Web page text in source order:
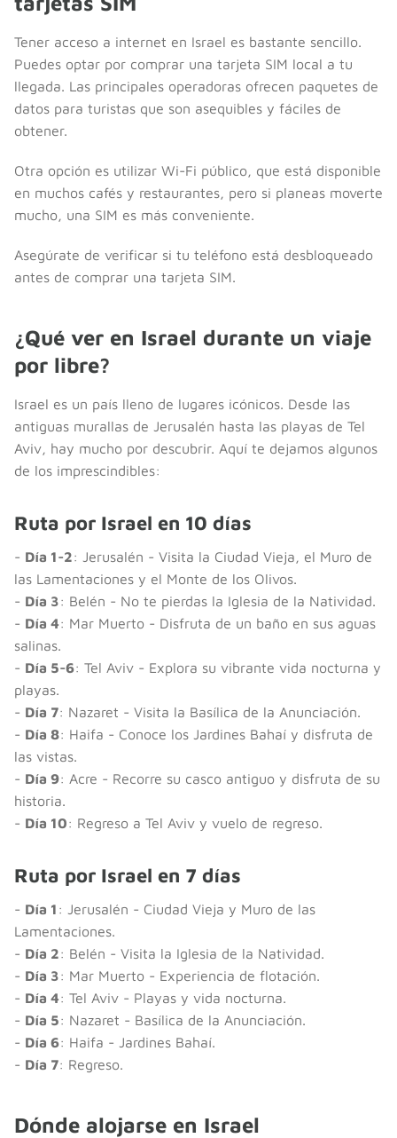
Tener acceso a internet en Israel es bastante sencillo.
Puedes optar por comprar una tarjeta SIM local a tu
llegada. Las principales operadoras ofrecen paquetes de
datos para turistas que son asequibles y fáciles de
obtener.
Otra opción es utilizar Wi-Fi público, que está disponible
en muchos cafés y restaurantes, pero si planeas moverte
mucho, una SIM es más conveniente.
Asegúrate de verificar si tu teléfono está desbloqueado
antes de comprar una tarjeta SIM.
¿Qué ver en Israel durante un viaje
por libre?
Israel es un país lleno de lugares icónicos. Desde las
antiguas murallas de Jerusalén hasta las playas de Tel
Aviv, hay mucho por descubrir. Aquí te dejamos algunos
de los imprescindibles:
Ruta por Israel en 10 días
- Día 1-2: Jerusalén - Visita la Ciudad Vieja, el Muro de
las Lamentaciones y el Monte de los Olivos.
- Día 3: Belén - No te pierdas la Iglesia de la Natividad.
- Día 4: Mar Muerto - Disfruta de un baño en sus aguas
salinas.
- Día 5-6: Tel Aviv - Explora su vibrante vida nocturna y
playas.
- Día 7: Nazaret - Visita la Basílica de la Anunciación.
- Día 8: Haifa - Conoce los Jardines Bahaí y disfruta de
las vistas.
- Día 9: Acre - Recorre su casco antiguo y disfruta de su
historia.
- Día 10: Regreso a Tel Aviv y vuelo de regreso.
Ruta por Israel en 7 días
- Día 1 : Jerusalén - Ciudad Vieja y Muro de las
Lamentaciones.
- Día 2: Belén - Visita la Iglesia de la Natividad.
- Día 3: Mar Muerto - Experiencia de flotación.
- Día 4: Tel Aviv - Playas y vida nocturna.
- Día 5: Nazaret - Basílica de la Anunciación.
- Día 6: Haifa - Jardines Bahaí.
- Día 7: Regreso.
Dónde alojarse en Israel